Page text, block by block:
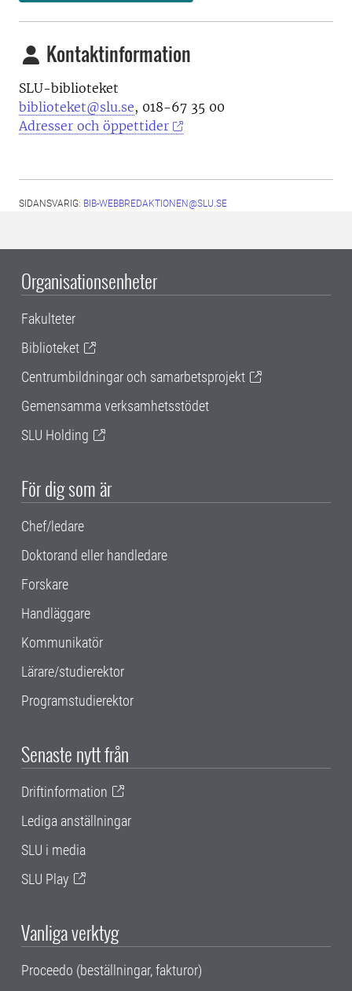
Kontaktinformation
SLU-biblioteket
biblioteket@slu.se, 018-67 35 00
Adresser och öppettider
SIDANSVARIG: BIB-WEBBREDAKTIONEN@SLU.SE
Organisationsenheter
Fakulteter
Biblioteket
Centrumbildningar och samarbetsprojekt
Gemensamma verksamhetsstödet
SLU Holding
För dig som är
Chef/ledare
Doktorand eller handledare
Forskare
Handläggare
Kommunikatör
Lärare/studierektor
Programstudierektor
Senaste nytt från
Driftinformation
Lediga anställningar
SLU i media
SLU Play
Vanliga verktyg
Proceedo (beställningar, fakturor)